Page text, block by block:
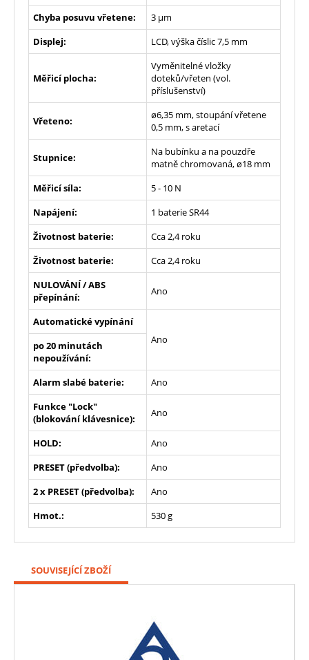
Chyba posuvu vřetene:
3 µm
Displej:
LCD, výška číslic 7,5 mm
Měřicí plocha:
Vyměnitelné vložky
doteků/vřeten (vol.
příslušenství)
Vřeteno:
ø6,35 mm, stoupání vřetene
0,5 mm, s aretací
Stupnice:
Na bubínku a na pouzdře
matně chromovaná, ø18 mm
Měřicí síla:
5 - 10 N
Napájení:
1 baterie SR44
Životnost baterie:
Cca 2,4 roku
Životnost baterie:
Cca 2,4 roku
NULOVÁNÍ / ABS
přepínání:
Ano
Automatické vypínání
Ano
po 20 minutách
nepoužívání:
Alarm slabé baterie:
Ano
Funkce "Lock"
(blokování klávesnice):
Ano
HOLD:
Ano
PRESET (předvolba):
Ano
2 x PRESET (předvolba):
Ano
Hmot.:
530 g
SOUVISEJÍCÍ ZBOŽÍ